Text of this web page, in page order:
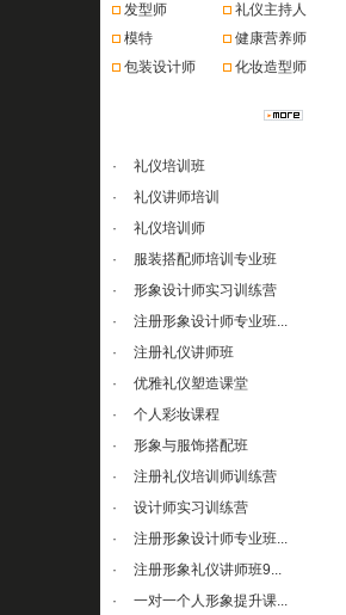
发型师
礼仪主持人
模特
健康营养师
包装设计师
化妆造型师
·
礼仪培训班
·
礼仪讲师培训
·
礼仪培训师
·
服装搭配师培训专业班
·
形象设计师实习训练营
·
注册形象设计师专业班...
·
注册礼仪讲师班
·
优雅礼仪塑造课堂
·
个人彩妆课程
·
形象与服饰搭配班
·
注册礼仪培训师训练营
·
设计师实习训练营
·
注册形象设计师专业班...
·
注册形象礼仪讲师班9...
·
一对一个人形象提升课...